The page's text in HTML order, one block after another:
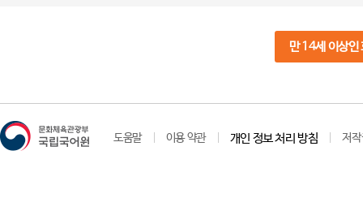
만 14세 이상인
도움말 이용 약관 개인 정보 처리 방침 저